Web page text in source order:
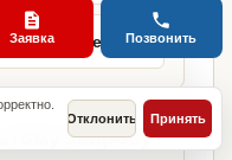
запросу
Отклонить Принять
Заявка Позвонить